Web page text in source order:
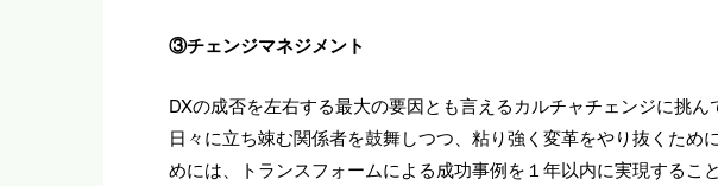
③チェンジマネジメント
DXの成否を左右する最大の要因とも言えるカルチャチェンジに挑
日々に立ち竦む関係者を鼓舞しつつ、粘り強く変革をやり抜くた
めには、トランスフォームによる成功事例を１年以内に実現する